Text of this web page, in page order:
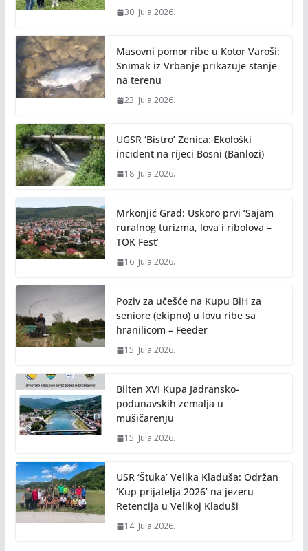
30. Jula 2026.
Masovni pomor ribe u Kotor Varoši:
Snimak iz Vrbanje prikazuje stanje
na terenu
23. Jula 2026.
UGSR ‘Bistro’ Zenica: Ekološki
incident na rijeci Bosni (Banlozi)
18. Jula 2026.
Mrkonjić Grad: Uskoro prvi ‘Sajam
ruralnog turizma, lova i ribolova –
TOK Fest’
16. Jula 2026.
Poziv za učešće na Kupu BiH za
seniore (ekipno) u lovu ribe sa
hranilicom – Feeder
15. Jula 2026.
Bilten XVI Kupa Jadransko-
podunavskih zemalja u
mušičarenju
15. Jula 2026.
USR ‘Štuka’ Velika Kladuša: Održan
‘Kup prijatelja 2026’ na jezeru
Retencija u Velikoj Kladuši
14. Jula 2026.